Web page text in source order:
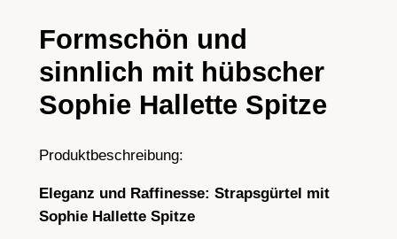
z
r
S
i
z
e
Formschön und
sinnlich mit hübscher
Sophie Hallette Spitze
Produktbeschreibung:
Eleganz und Raffinesse: Strapsgürtel mit
Sophie Hallette Spitze